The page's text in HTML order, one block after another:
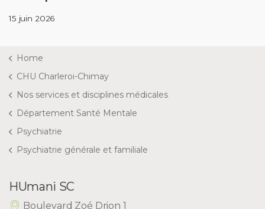
15 juin 2026
Home
CHU Charleroi-Chimay
Nos services et disciplines médicales
Département Santé Mentale
Psychiatrie
Psychiatrie générale et familiale
HUmani SC
Boulevard Zoé Drion 1